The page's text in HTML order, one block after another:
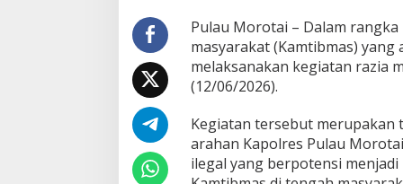
C
A
P
U
S
D
Pulau Morotai – Dalam
masyarakat (Kamtibmas)
melaksanakan kegiatan razia
(12/06/2026).
Kegiatan tersebut merupakan
arahan Kapolres Pulau
ilegal yang berpotensi